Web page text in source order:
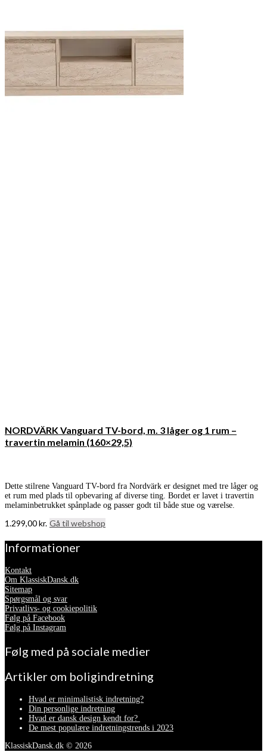
NORDVÄRK Vanguard TV-bord, m. 3 låger og 1 rum –
travertin melamin (160×29,5)
Dette stilrene Vanguard TV-bord fra Nordvärk er designet med tre låger og
et rum med plads til opbevaring af diverse ting. Bordet er lavet i travertin
melaminbetrukket spånplade og passer godt til både stue og værelse.
1.299,00kr. Gå til webshop
Informationer
Kontakt
Om KlassiskDansk.dk
Sitemap
Spørgsmål og svar
Privatlivs- og cookiepolitik
Følg på Facebook
Følg på Instagram
Følg med på sociale medier
Artikler om boligindretning
Hvad er minimalistisk indretning?
Din personlige indretning
Hvad er dansk design kendt for?
De mest populære indretningstrends i 2023
KlassiskDansk.dk © 2026